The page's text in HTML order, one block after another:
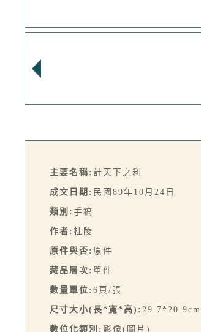
主要名稱: 計天下之利
成文日期: 民國89年10月24日
類別: 手稿
作者: 杜陵
原件與否: 原件
藏品層次: 單件
數量單位: 6頁/張
尺寸大小(長*寬*高): 29.7*20.9cm
數位化類別: 影像(圖片)